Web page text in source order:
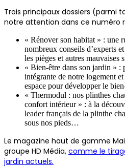
Trois principaux dossiers (parmi
notre attention dans ce numéro
« Rénover son habitat » : une
nombreux conseils d’experts
les pièges et autres mauvaises
« Bien-être dans son jardin » :
intégrante de notre logement
espace pour développer le
« Thermodul : nos plinthes
confort intérieur » : à la
leader français de la plinthe
sous nos pieds…
Le magazine haut de gamme
groupe HD Média, comme le
jardin actuels.